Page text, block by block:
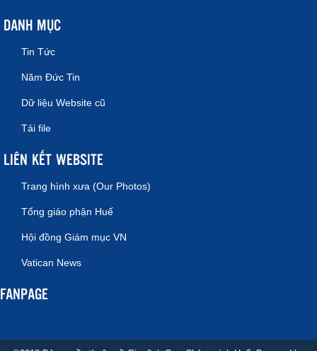
DANH MỤC
Tin Tức
Năm Đức Tin
Dữ liệu Website cũ
Tải file
LIÊN KẾT WEBSITE
Trang hình xưa (Our Photos)
Tổng giáo phận Huế
Hội đồng Giám mục VN
Vatican News
FANPAGE